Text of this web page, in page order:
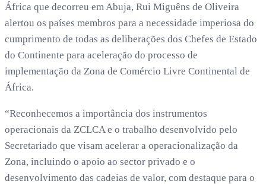
África que decorreu em Abuja, Rui Miguêns de Oliveira
alertou os países membros para a necessidade imperiosa do
cumprimento de todas as deliberações dos Chefes de Estado
do Continente para aceleração do processo de
implementação da Zona de Comércio Livre Continental de
África.
“Reconhecemos a importância dos instrumentos
operacionais da ZCLCA e o trabalho desenvolvido pelo
Secretariado que visam acelerar a operacionalização da
Zona, incluindo o apoio ao sector privado e o
desenvolvimento das cadeias de valor, com destaque para o